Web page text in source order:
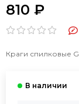
810 ₽
Краги спилковые